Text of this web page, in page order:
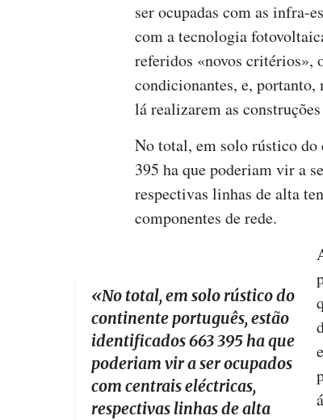
ser ocupadas com as infra-
com a tecnologia
referidos «novos critérios»,
condicionantes, e,
lá realizarem as
No total, em solo rústico do
395 ha que poderiam vir a
respectivas linhas de alta
componentes de rede.
«No total, em solo rústico do
continente português, estão
identificados 663 395 ha que
poderiam vir a ser ocupados
com centrais eléctricas,
respectivas linhas de alta